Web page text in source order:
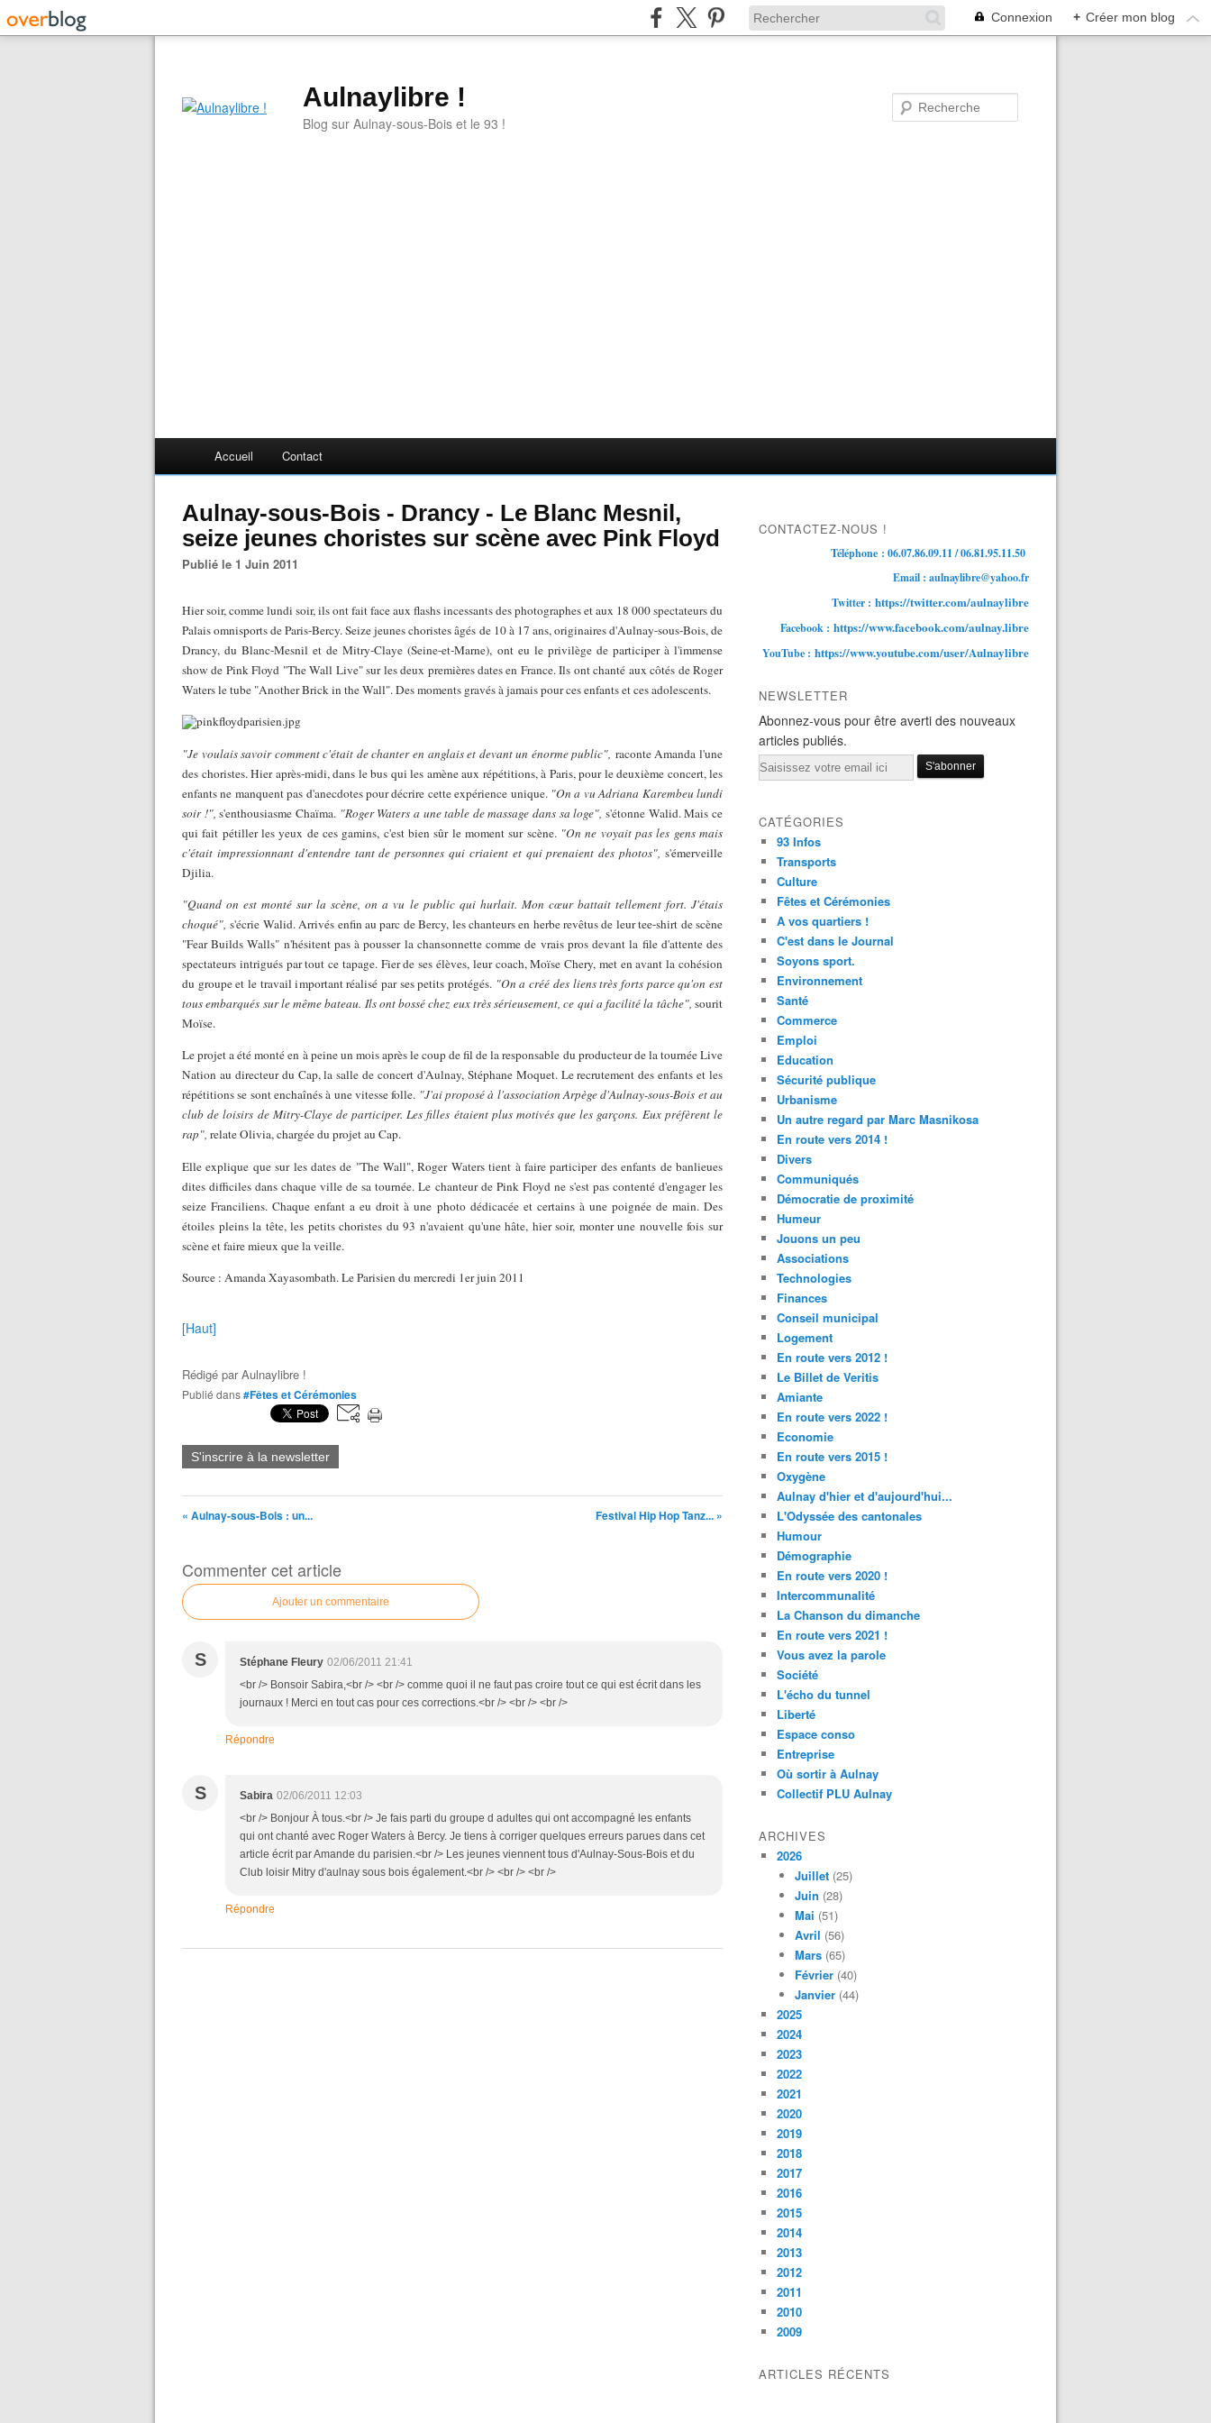
Connexion + Créer mon blog
Aulnaylibre !
Blog sur Aulnay-sous-Bois et le 93 !
Accueil Contact
Aulnay-sous-Bois - Drancy - Le Blanc Mesnil,
seize jeunes choristes sur scène avec Pink Floyd
Publié le 1 Juin 2011
Hier soir, comme lundi soir, ils ont fait face aux flashs incessants des photographes et aux 18 000 spectateurs du
Palais omnisports de Paris-Bercy. Seize jeunes choristes âgés de 10 à 17 ans, originaires d'Aulnay-sous-Bois, de
Drancy, du Blanc-Mesnil et de Mitry-Claye (Seine-et-Marne), ont eu le privilège de participer à l'immense
show de Pink Floyd "The Wall Live" sur les deux premières dates en France. Ils ont chanté aux côtés de Roger
Waters le tube "Another Brick in the Wall". Des moments gravés à jamais pour ces enfants et ces adolescents.
"Je voulais savoir comment c'était de chanter en anglais et devant un énorme public", raconte Amanda l'une
des choristes. Hier après-midi, dans le bus qui les amène aux répétitions, à Paris, pour le deuxième concert, les
enfants ne manquent pas d'anecdotes pour décrire cette expérience unique. "On a vu Adriana Karembeu lundi
soir !", s'enthousiasme Chaïma. "Roger Waters a une table de massage dans sa loge", s'étonne Walid. Mais ce
qui fait pétiller les yeux de ces gamins, c'est bien sûr le moment sur scène. "On ne voyait pas les gens mais
c'était impressionnant d'entendre tant de personnes qui criaient et qui prenaient des photos", s'émerveille
Djilia.
"Quand on est monté sur la scène, on a vu le public qui hurlait. Mon cœur battait tellement fort. J'étais
choqué", s'écrie Walid. Arrivés enfin au parc de Bercy, les chanteurs en herbe revêtus de leur tee-shirt de scène
"Fear Builds Walls" n'hésitent pas à pousser la chansonnette comme de vrais pros devant la file d'attente des
spectateurs intrigués par tout ce tapage. Fier de ses élèves, leur coach, Moïse Chery, met en avant la cohésion
du groupe et le travail important réalisé par ses petits protégés. "On a créé des liens très forts parce qu'on est
tous embarqués sur le même bateau. Ils ont bossé chez eux très sérieusement, ce qui a facilité la tâche", sourit
Moïse.
Le projet a été monté en à peine un mois après le coup de fil de la responsable du producteur de la tournée Live
Nation au directeur du Cap, la salle de concert d'Aulnay, Stéphane Moquet. Le recrutement des enfants et les
répétitions se sont enchaînés à une vitesse folle. "J'ai proposé à l'association Arpège d'Aulnay-sous-Bois et au
club de loisirs de Mitry-Claye de participer. Les filles étaient plus motivés que les garçons. Eux préfèrent le
rap", relate Olivia, chargée du projet au Cap.
Elle explique que sur les dates de "The Wall", Roger Waters tient à faire participer des enfants de banlieues
dites difficiles dans chaque ville de sa tournée. Le chanteur de Pink Floyd ne s'est pas contenté d'engager les
seize Franciliens. Chaque enfant a eu droit à une photo dédicacée et certains à une poignée de main. Des
étoiles pleins la tête, les petits choristes du 93 n'avaient qu'une hâte, hier soir, monter une nouvelle fois sur
scène et faire mieux que la veille.
Source : Amanda Xayasombath. Le Parisien du mercredi 1er juin 2011
[Haut]
Rédigé parAulnaylibre !
Publié dans#Fêtes et Cérémonies
S'inscrire à la newsletter
« Aulnay-sous-Bois : un... Festival Hip Hop Tanz... »
Commenter cet article
Ajouter un commentaire
S Stéphane Fleury 02/06/2011 21:41
<br /> Bonsoir Sabira,<br /> <br /> comme quoi il ne faut pas croire tout ce qui est écrit dans les
journaux ! Merci en tout cas pour ces corrections.<br /> <br /> <br />
Répondre
S Sabira 02/06/2011 12:03
<br /> Bonjour À tous.<br /> Je fais parti du groupe d adultes qui ont accompagné les enfants
qui ont chanté avec Roger Waters à Bercy. Je tiens à corriger quelques erreurs parues dans cet
article écrit par Amande du parisien.<br /> Les jeunes viennent tous d'Aulnay-Sous-Bois et du
Club loisir Mitry d'aulnay sous bois également.<br /> <br /> <br />
Répondre
CONTACTEZ-NOUS !
Téléphone : 06.07.86.09.11 / 06.81.95.11.50
Email : aulnaylibre@yahoo.fr
Twitter : https://twitter.com/aulnaylibre
Facebook : https://www.facebook.com/aulnay.libre
YouTube : https://www.youtube.com/user/Aulnaylibre
NEWSLETTER
Abonnez-vous pour être averti des nouveaux
articles publiés.
Email
CATÉGORIES
93 Infos
Transports
Culture
Fêtes et Cérémonies
A vos quartiers !
C'est dans le Journal
Soyons sport.
Environnement
Santé
Commerce
Emploi
Education
Sécurité publique
Urbanisme
Un autre regard par Marc Masnikosa
En route vers 2014 !
Divers
Communiqués
Démocratie de proximité
Humeur
Jouons un peu
Associations
Technologies
Finances
Conseil municipal
Logement
En route vers 2012 !
Le Billet de Veritis
Amiante
En route vers 2022 !
Economie
En route vers 2015 !
Oxygène
Aulnay d'hier et d'aujourd'hui...
L'Odyssée des cantonales
Humour
Démographie
En route vers 2020 !
Intercommunalité
La Chanson du dimanche
En route vers 2021 !
Vous avez la parole
Société
L'écho du tunnel
Liberté
Espace conso
Entreprise
Où sortir à Aulnay
Collectif PLU Aulnay
ARCHIVES
2026
Juillet (25)
Juin (28)
Mai (51)
Avril (56)
Mars (65)
Février (40)
Janvier (44)
2025
2024
2023
2022
2021
2020
2019
2018
2017
2016
2015
2014
2013
2012
2011
2010
2009
ARTICLES RÉCENTS